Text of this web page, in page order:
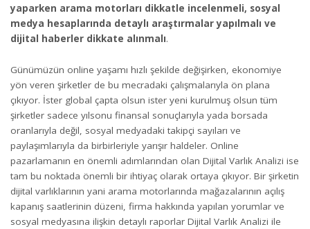
yaparken arama motorları dikkatle incelenmeli, sosyal
medya hesaplarında detaylı araştırmalar yapılmalı ve
dijital haberler dikkate alınmalı.
Günümüzün online yaşamı hızlı şekilde değişirken, ekonomiye
yön veren şirketler de bu mecradaki çalışmalarıyla ön plana
çıkıyor. İster global çapta olsun ister yeni kurulmuş olsun tüm
şirketler sadece yılsonu finansal sonuçlarıyla yada borsada
oranlarıyla değil, sosyal medyadaki takipçi sayıları ve
paylaşımlarıyla da birbirleriyle yarışır haldeler. Online
pazarlamanın en önemli adımlarından olan Dijital Varlık Analizi ise
tam bu noktada önemli bir ihtiyaç olarak ortaya çıkıyor. Bir şirketin
dijital varlıklarının yani arama motorlarında mağazalarının açılış
kapanış saatlerinin düzeni, firma hakkında yapılan yorumlar ve
sosyal medyasına ilişkin detaylı raporlar Dijital Varlık Analizi ile